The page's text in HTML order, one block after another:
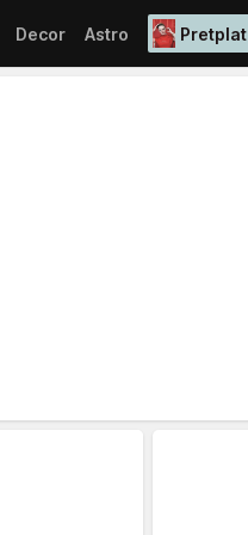
Decor Astro